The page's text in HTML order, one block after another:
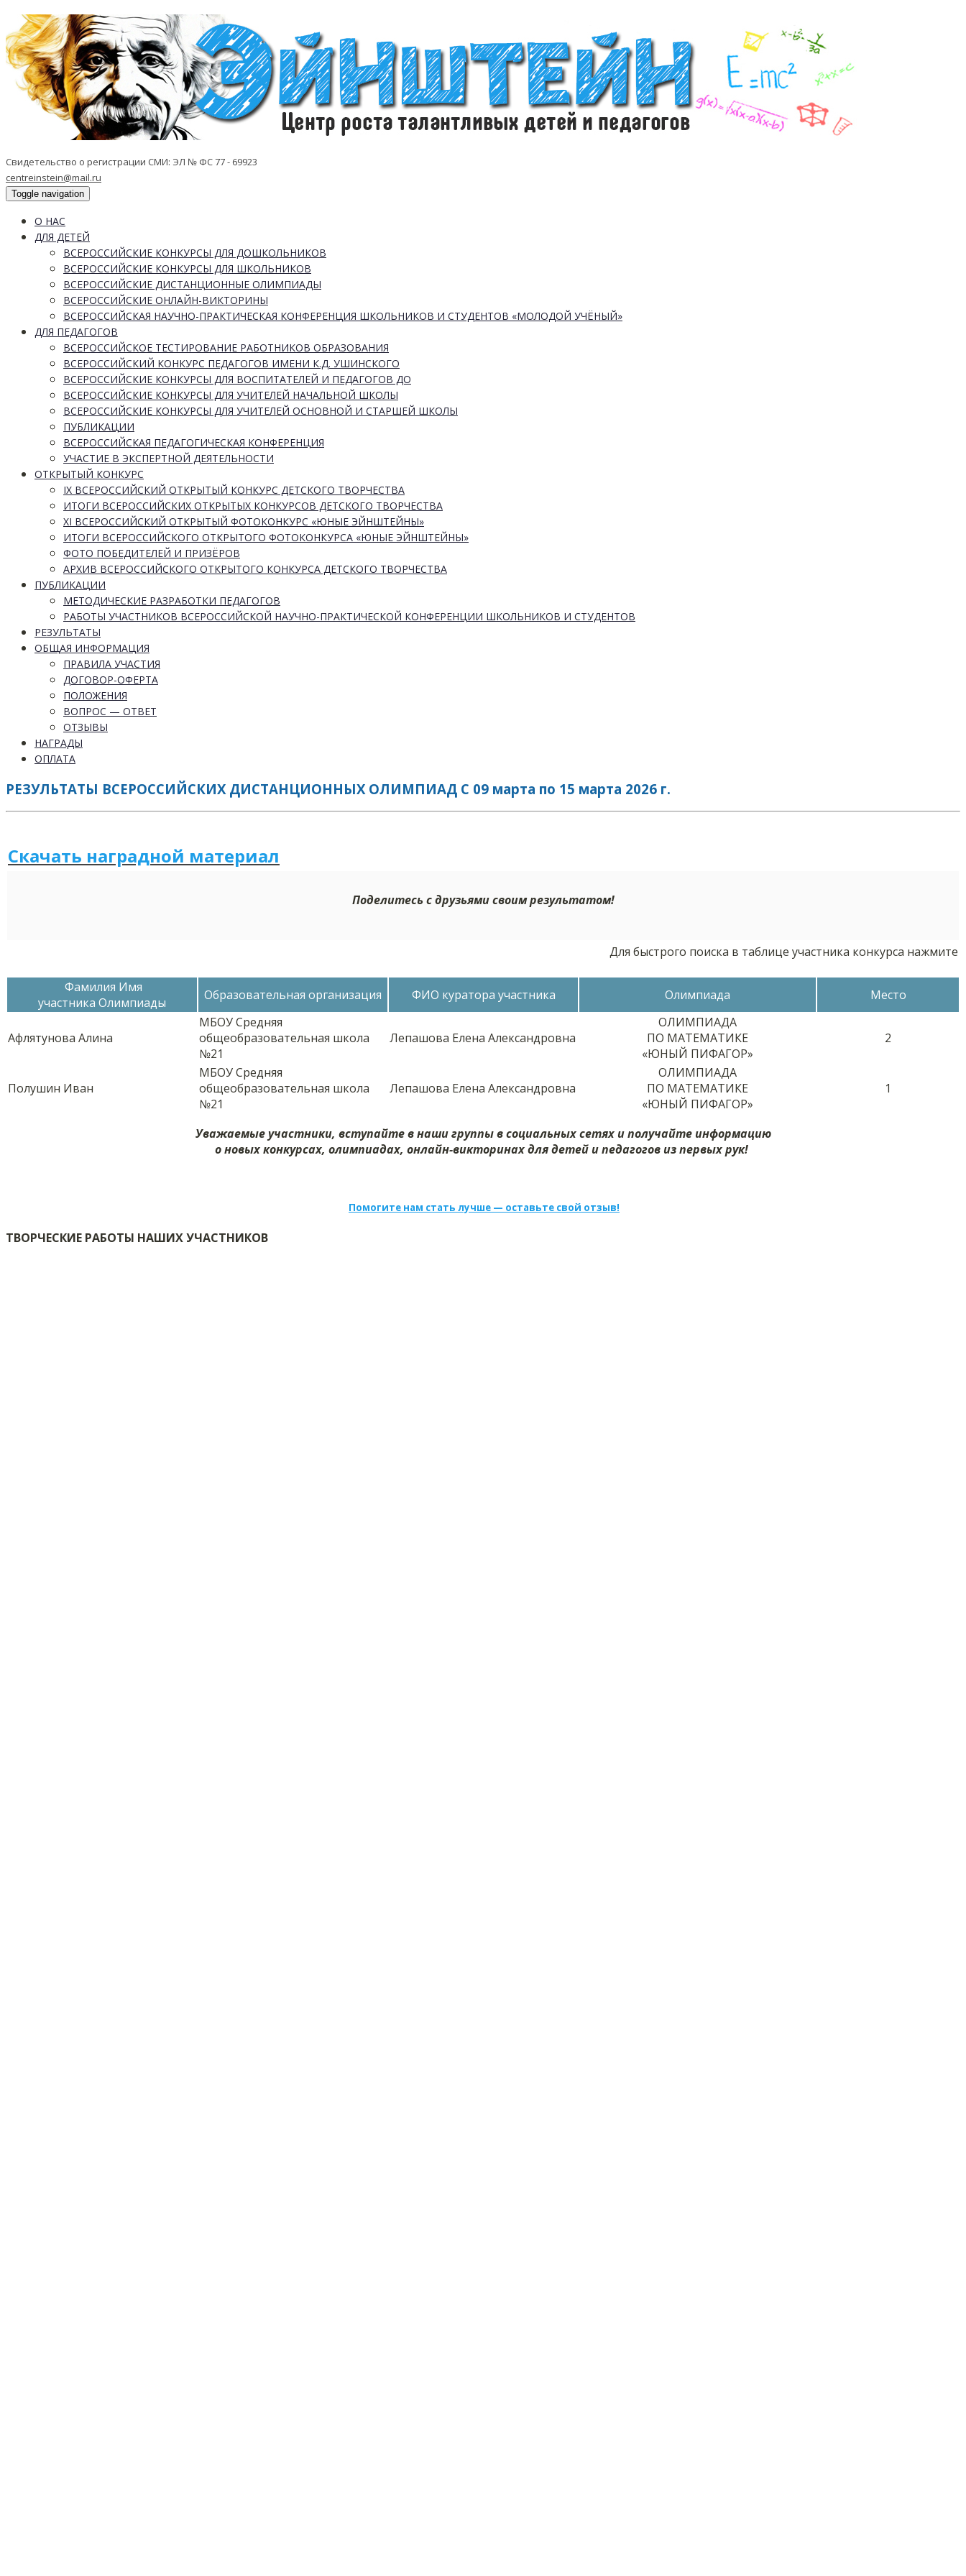
Свидетельство о регистрации СМИ: ЭЛ № ФС 77 - 69923
centreinstein@mail.ru
Toggle navigation
О НАС
ДЛЯ ДЕТЕЙ
ВСЕРОССИЙСКИЕ КОНКУРСЫ ДЛЯ ДОШКОЛЬНИКОВ
ВСЕРОССИЙСКИЕ КОНКУРСЫ ДЛЯ ШКОЛЬНИКОВ
ВСЕРОССИЙСКИЕ ДИСТАНЦИОННЫЕ ОЛИМПИАДЫ
ВСЕРОССИЙСКИЕ ОНЛАЙН-ВИКТОРИНЫ
ВСЕРОССИЙСКАЯ НАУЧНО-ПРАКТИЧЕСКАЯ КОНФЕРЕНЦИЯ ШКОЛЬНИКОВ И СТУДЕНТОВ «МОЛОДОЙ УЧЁНЫЙ»
ДЛЯ ПЕДАГОГОВ
ВСЕРОССИЙСКОЕ ТЕСТИРОВАНИЕ РАБОТНИКОВ ОБРАЗОВАНИЯ
ВСЕРОССИЙСКИЙ КОНКУРС ПЕДАГОГОВ ИМЕНИ К.Д. УШИНСКОГО
ВСЕРОССИЙСКИЕ КОНКУРСЫ ДЛЯ ВОСПИТАТЕЛЕЙ И ПЕДАГОГОВ ДО
ВСЕРОССИЙСКИЕ КОНКУРСЫ ДЛЯ УЧИТЕЛЕЙ НАЧАЛЬНОЙ ШКОЛЫ
ВСЕРОССИЙСКИЕ КОНКУРСЫ ДЛЯ УЧИТЕЛЕЙ ОСНОВНОЙ И СТАРШЕЙ ШКОЛЫ
ПУБЛИКАЦИИ
ВСЕРОССИЙСКАЯ ПЕДАГОГИЧЕСКАЯ КОНФЕРЕНЦИЯ
УЧАСТИЕ В ЭКСПЕРТНОЙ ДЕЯТЕЛЬНОСТИ
ОТКРЫТЫЙ КОНКУРС
IX ВСЕРОССИЙСКИЙ ОТКРЫТЫЙ КОНКУРС ДЕТСКОГО ТВОРЧЕСТВА
ИТОГИ ВСЕРОССИЙСКИХ ОТКРЫТЫХ КОНКУРСОВ ДЕТСКОГО ТВОРЧЕСТВА
XI ВСЕРОССИЙСКИЙ ОТКРЫТЫЙ ФОТОКОНКУРС «ЮНЫЕ ЭЙНШТЕЙНЫ»
ИТОГИ ВСЕРОССИЙСКОГО ОТКРЫТОГО ФОТОКОНКУРСА «ЮНЫЕ ЭЙНШТЕЙНЫ»
ФОТО ПОБЕДИТЕЛЕЙ И ПРИЗЁРОВ
АРХИВ ВСЕРОССИЙСКОГО ОТКРЫТОГО КОНКУРСА ДЕТСКОГО ТВОРЧЕСТВА
ПУБЛИКАЦИИ
МЕТОДИЧЕСКИЕ РАЗРАБОТКИ ПЕДАГОГОВ
РАБОТЫ УЧАСТНИКОВ ВСЕРОССИЙСКОЙ НАУЧНО-ПРАКТИЧЕСКОЙ КОНФЕРЕНЦИИ ШКОЛЬНИКОВ И СТУДЕНТОВ
РЕЗУЛЬТАТЫ
ОБЩАЯ ИНФОРМАЦИЯ
ПРАВИЛА УЧАСТИЯ
ДОГОВОР-ОФЕРТА
ПОЛОЖЕНИЯ
ВОПРОС — ОТВЕТ
ОТЗЫВЫ
НАГРАДЫ
ОПЛАТА
РЕЗУЛЬТАТЫ ВСЕРОССИЙСКИХ ДИСТАНЦИОННЫХ ОЛИМПИАД С 09 марта по 15 марта 2026 г.
Скачать наградной материал
Поделитесь с друзьями своим результатом!
Для быстрого поиска в таблице участника конкурса нажмите
Фамилия Имя
участника Олимпиады
Образовательная организация ФИО куратора участника Олимпиада Место
Афлятунова Алина
МБОУ Средняя
общеобразовательная школа
№21
Лепашова Елена Александровна
ОЛИМПИАДА
ПО МАТЕМАТИКЕ
«ЮНЫЙ ПИФАГОР»
2
Полушин Иван
МБОУ Средняя
общеобразовательная школа
№21
Лепашова Елена Александровна
ОЛИМПИАДА
ПО МАТЕМАТИКЕ
«ЮНЫЙ ПИФАГОР»
1
Уважаемые участники, вступайте в наши группы в социальных сетях и получайте информацию
о новых конкурсах, олимпиадах, онлайн-викторинах для детей и педагогов из первых рук!
Помогите нам стать лучше — оставьте свой отзыв!
ТВОРЧЕСКИЕ РАБОТЫ НАШИХ УЧАСТНИКОВ